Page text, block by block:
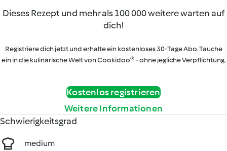
Dieses Rezept und mehr als 100 000 weitere warten auf
dich!
Registriere dich jetzt und erhalte ein kostenloses 30-Tage Abo. Tauche
ein in die kulinarische Welt von Cookidoo® - ohne jegliche Verpflichtung.
Kostenlos registrieren
Weitere Informationen
Schwierigkeitsgrad
medium